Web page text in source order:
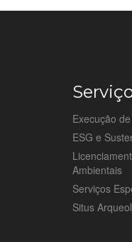
Execução
ESG e
Ambientais
Serviços
Situs